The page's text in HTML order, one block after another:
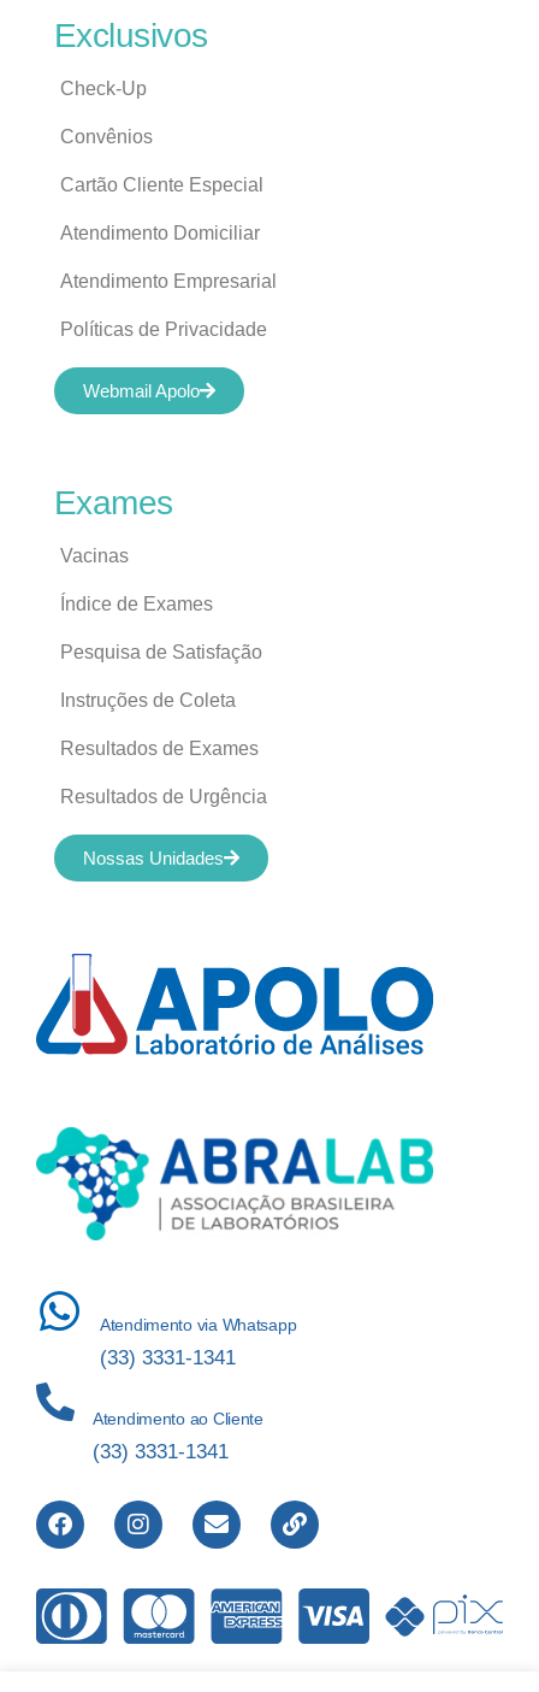
Atendimento via Whatsapp
(33) 3331-1341
Atendimento ao Cliente
(33) 3331-1341
Exames
Vacinas
Índice de Exames
Pesquisa de Satisfação
Instruções de Coleta
Resultados de Exames
Resultados de Urgência
Nossas Unidades
Exclusivos
Check-Up
Convênios
Cartão Cliente Especial
Atendimento Domiciliar
Atendimento Empresarial
Políticas de Privacidade
Webmail Apolo